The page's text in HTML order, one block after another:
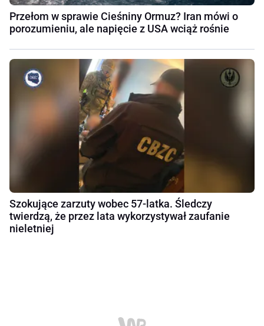
Przełom w sprawie Cieśniny Ormuz? Iran mówi o
porozumieniu, ale napięcie z USA wciąż rośnie
Szokujące zarzuty wobec 57-latka. Śledczy
twierdzą, że przez lata wykorzystywał zaufanie
nieletniej